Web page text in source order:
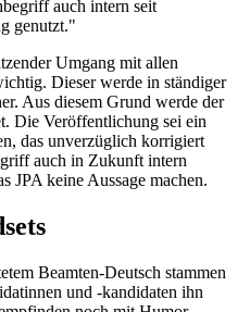
auch intern seit
genutzt."
Umgang mit allen
Dieser werde in ständiger
Aus diesem Grund werde der
Die Veröffentlichung sei ein
das unverzüglich korrigiert
auch in Zukunft intern
JPA keine Aussage machen.
Beamten-Deutsch stammen
und -kandidaten ihn